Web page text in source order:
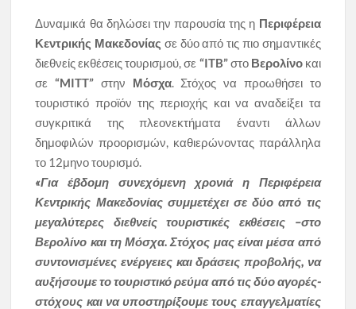
Δυναμικά θα δηλώσει την παρουσία της η Περιφέρεια
Κεντρικής Μακεδονίας σε δύο από τις πιο σημαντικές
διεθνείς εκθέσεις τουρισμού, σε “ITB”στο Βερολίνοκαι
σε“MITT” στην Μόσχα. Στόχος να προωθήσει το
τουριστικό προϊόν της περιοχής και να αναδείξει τα
συγκριτικά της πλεονεκτήματα έναντι άλλων
δημοφιλών προορισμών, καθιερώνοντας παράλληλα
το 12μηνο τουρισμό.
«Για έβδομη συνεχόμενη χρονιά η Περιφέρεια
Κεντρικής Μακεδονίας συμμετέχει σε δύο από τις
μεγαλύτερες διεθνείς τουριστικές εκθέσεις –στο
Βερολίνο και τη Μόσχα. Στόχος μας είναι μέσα από
συντονισμένες ενέργειες και δράσεις προβολής, να
αυξήσουμε το τουριστικό ρεύμα από τις δύο αγορές-
στόχους και να υποστηρίξουμε τους επαγγελματίες